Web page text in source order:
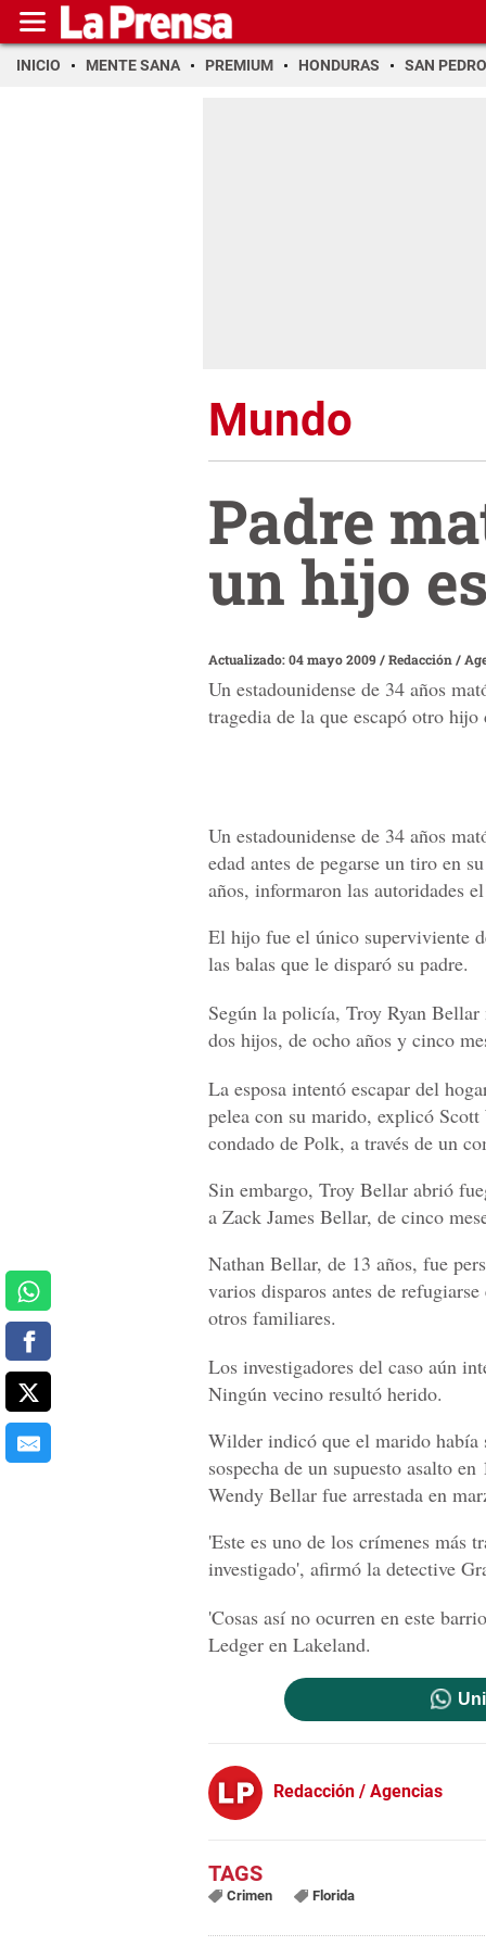
INICIO MENTE SANA PREMIUM HONDURAS SAN PEDRO
Mundo
Padre
un hijo
Actualizado: 04 mayo 2009/Redacción /
Un estadounidense de 34 años
tragedia de la que escapó otro hijo
Un estadounidense de 34 años
edad antes de pegarse un tiro en
años, informaron las autoridades
El hijo fue el único superviviente
las balas que le disparó su padre.
Según la policía, Troy Ryan
dos hijos, de ocho años y cinco
La esposa intentó escapar del
pelea con su marido, explicó
condado de Polk, a través de un
Sin embargo, Troy Bellar abrió
a Zack James Bellar, de cinco
Nathan Bellar, de 13 años, fue
varios disparos antes de
otros familiares.
Los investigadores del caso aún
Ningún vecino resultó herido.
Wilder indicó que el marido había
sospecha de un supuesto asalto
Wendy Bellar fue arrestada en
'Este es uno de los crímenes más
investigado', afirmó la detective
'Cosas así no ocurren en este
Ledger en Lakeland.
Redacción / Agencias
Crimen Florida